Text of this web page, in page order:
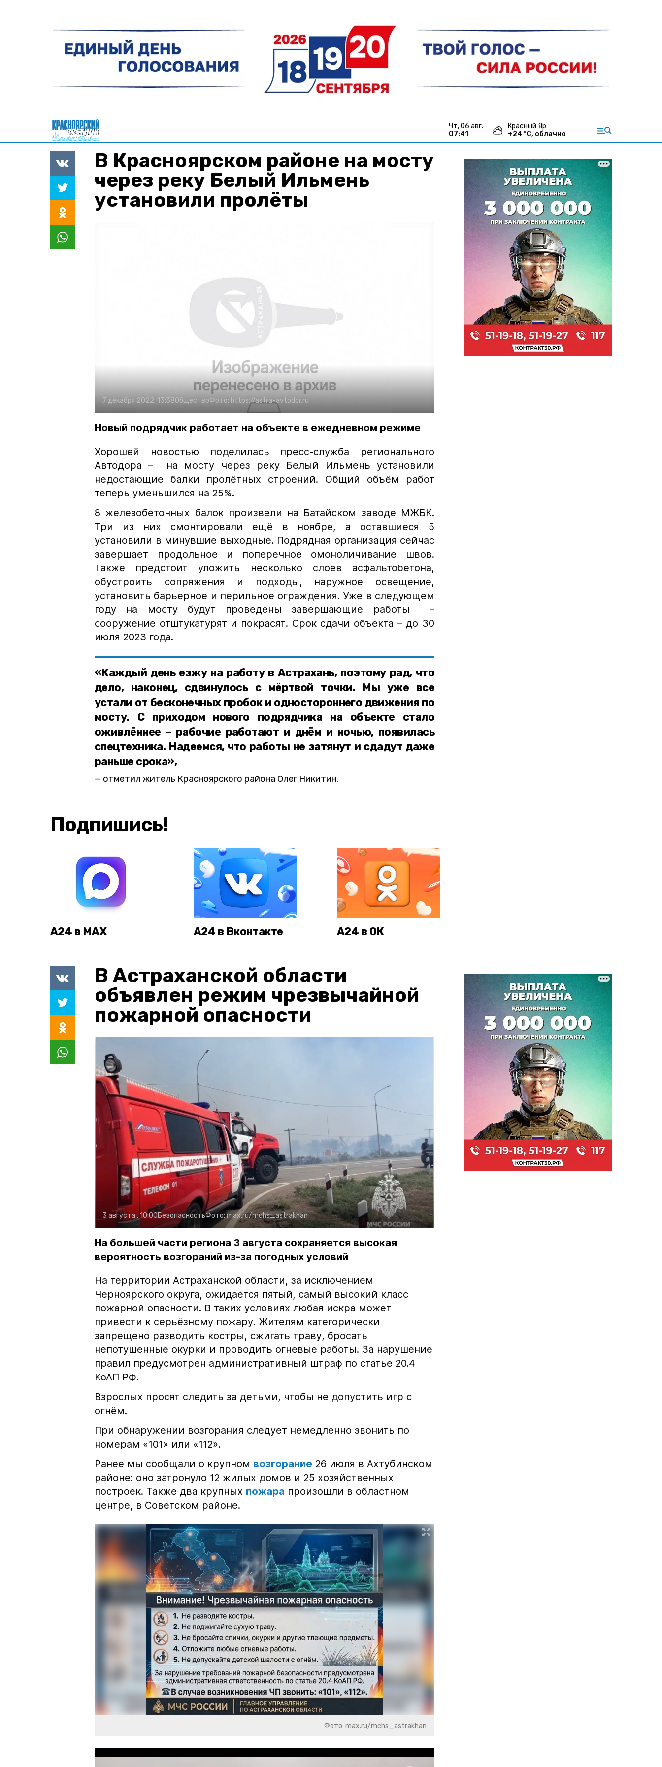
чт, 06 авг.
07:41
Красный Яр
+24 °С, облачно
В Красноярском районе на мосту
через реку Белый Ильмень
установили пролёты
7 декабря 2022, 13:38ОбществоФото: https://astra-avtodor.ru
Новый подрядчик работает на объекте в ежедневном режиме
Хорошей новостью поделилась пресс-служба регионального
Автодора – на мосту через реку Белый Ильмень установили
недостающие балки пролётных строений. Общий объём работ
теперь уменьшился на 25%.
8 железобетонных балок произвели на Батайском заводе МЖБК.
Три из них смонтировали ещё в ноябре, а оставшиеся 5
установили в минувшие выходные. Подрядная организация сейчас
завершает продольное и поперечное омоноличивание швов.
Также предстоит уложить несколько слоёв асфальтобетона,
обустроить сопряжения и подходы, наружное освещение,
установить барьерное и перильное ограждения. Уже в следующем
году на мосту будут проведены завершающие работы –
сооружение отштукатурят и покрасят. Срок сдачи объекта – до 30
июля 2023 года.
«Каждый день езжу на работу в Астрахань, поэтому рад, что
дело, наконец, сдвинулось с мёртвой точки. Мы уже все
устали от бесконечных пробок и одностороннего движения по
мосту. С приходом нового подрядчика на объекте стало
оживлённее – рабочие работают и днём и ночью, появилась
спецтехника. Надеемся, что работы не затянут и сдадут даже
раньше срока»,
отметил житель Красноярского района Олег Никитин.
Подпишись!
А24 в MAX А24 в Вконтакте А24 в ОК
В Астраханской области
объявлен режим чрезвычайной
пожарной опасности
3 августа , 10:00БезопасностьФото:max.ru/mchs_astrakhan
На большей части региона 3 августа сохраняется высокая
вероятность возгораний из-за погодных условий
На территории Астраханской области, за исключением
Черноярского округа, ожидается пятый, самый высокий класс
пожарной опасности. В таких условиях любая искра может
привести к серьёзному пожару. Жителям категорически
запрещено разводить костры, сжигать траву, бросать
непотушенные окурки и проводить огневые работы. За нарушение
правил предусмотрен административный штраф по статье 20.4
КоАП РФ.
Взрослых просят следить за детьми, чтобы не допустить игр с
огнём.
При обнаружении возгорания следует немедленно звонить по
номерам «101» или «112».
Ранее мы сообщали о крупном возгорание 26 июля в Ахтубинском
районе: оно затронуло 12 жилых домов и 25 хозяйственных
построек. Также два крупных пожара произошли в областном
центре, в Советском районе.
Фото: max.ru/mchs_astrakhan